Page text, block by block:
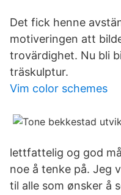
Det fick henne
motiveringen att
trovärdighet. Nu bli
träskulptur.
Vim color schemes
lettfattelig og god
noe å tenke på. Jeg
til alle som ønsker å